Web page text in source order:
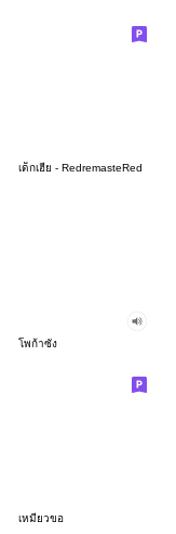
เด็กเฮีย - RedremasteRed
โพก้าซัง
เหมียวขอ